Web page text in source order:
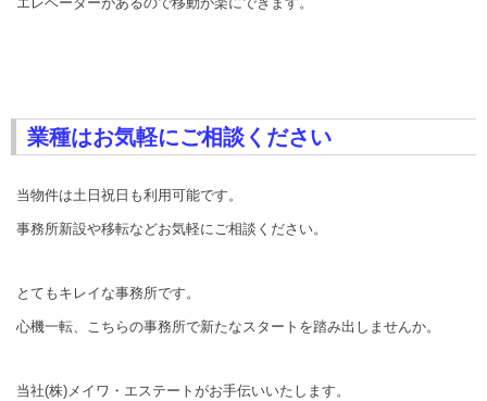
業種はお気軽にご相談ください
当物件は土日祝日も利用可能です。
事務所新設や移転などお気軽にご相談ください。
とてもキレイな事務所です。
心機一転、こちらの事務所で新たなスタートを踏み出しませんか。
当社(株)メイワ・エステートがお手伝いいたします。